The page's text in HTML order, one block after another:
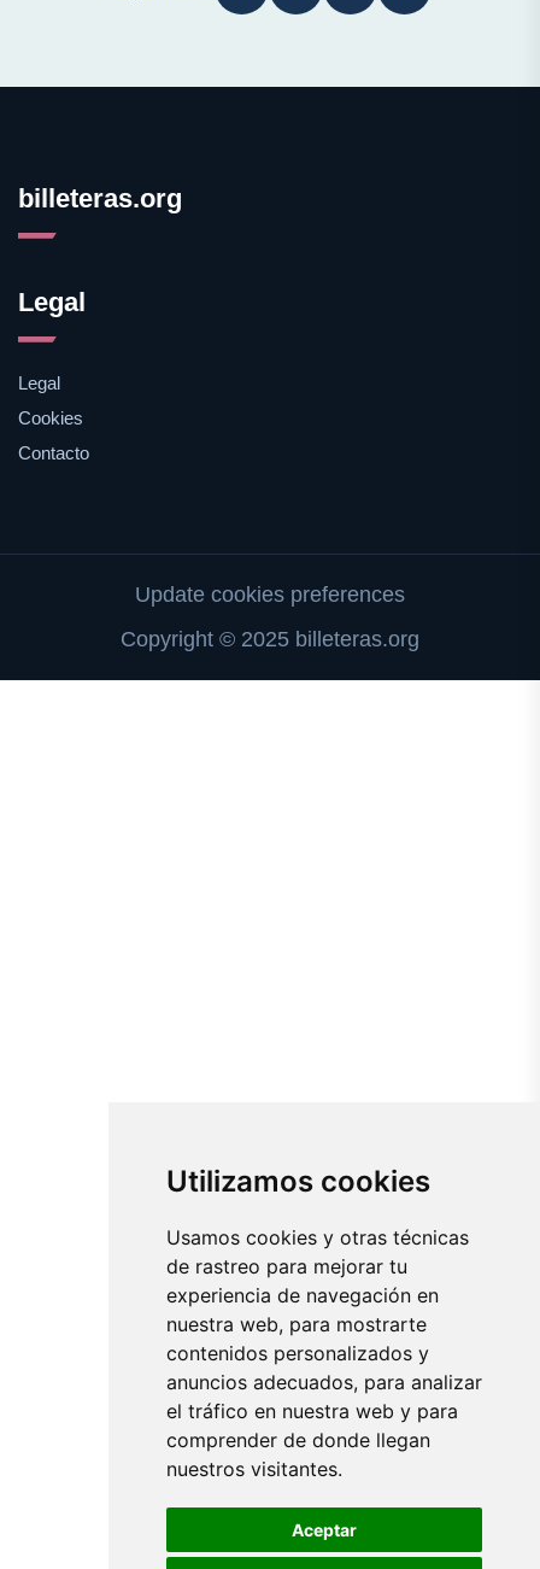
Utilizamos cookies
Usamos cookies y otras técnicas
de rastreo para mejorar tu
experiencia de navegación en
nuestra web, para mostrarte
contenidos personalizados y
anuncios adecuados, para analizar
el tráfico en nuestra web y para
comprender de donde llegan
nuestros visitantes.
Aceptar
billeteras.org
Legal
Legal
Cookies
Contacto
Update cookies preferences
Copyright © 2025 billeteras.org